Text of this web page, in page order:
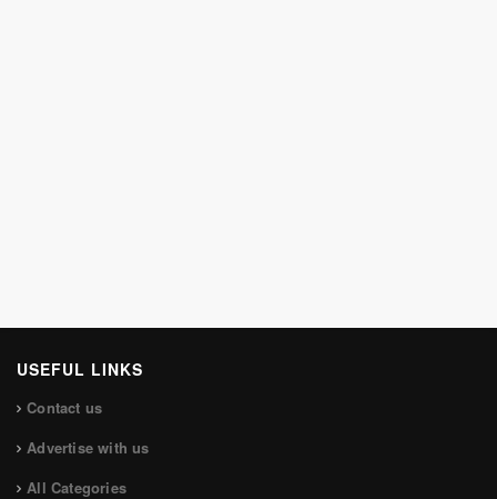
USEFUL LINKS
Contact us
Advertise with us
All Categories